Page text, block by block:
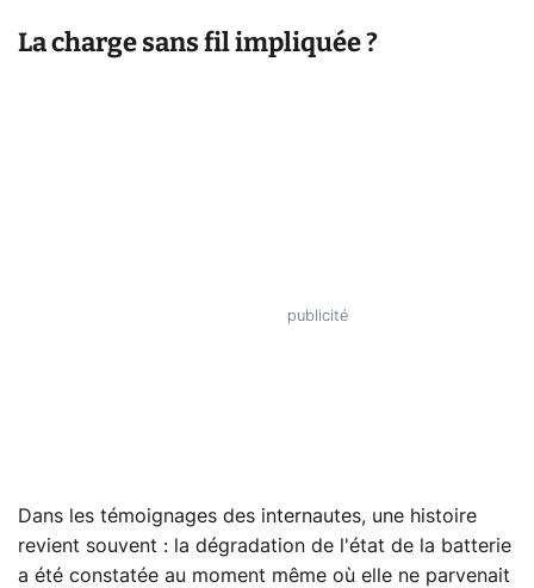
La charge sans fil impliquée ?
Dans les témoignages des internautes, une histoire
revient souvent : la dégradation de l'état de la batterie
a été constatée au moment même où elle ne parvenait